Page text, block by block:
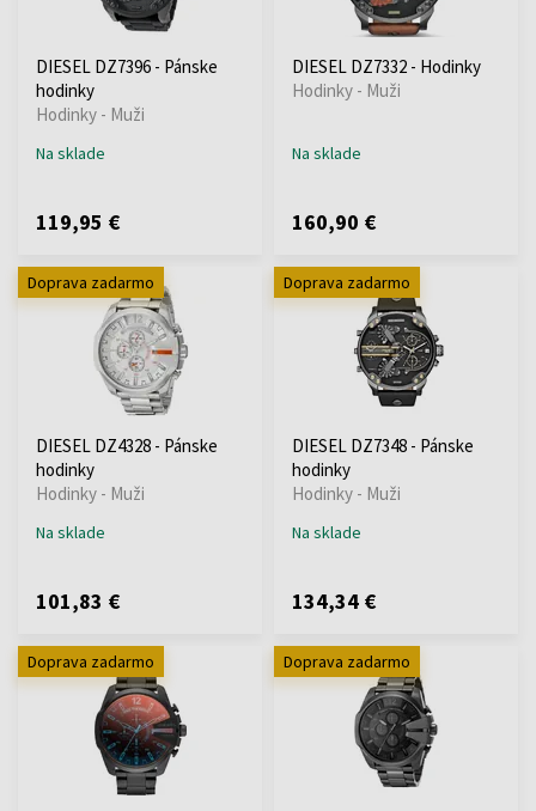
DIESEL DZ7396 - Pánske
hodinky
Hodinky - Muži
Na sklade
119,95 €
DIESEL DZ7332 - Hodinky
Hodinky - Muži
Na sklade
160,90 €
Doprava zadarmo
DIESEL DZ4328 - Pánske
hodinky
Hodinky - Muži
Na sklade
101,83 €
Doprava zadarmo
DIESEL DZ7348 - Pánske
hodinky
Hodinky - Muži
Na sklade
134,34 €
Doprava zadarmo Doprava zadarmo